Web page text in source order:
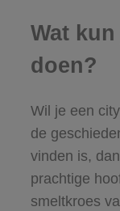
Wat
doen?
Wil je een
de
vinden is,
prachtige
smeltkroes